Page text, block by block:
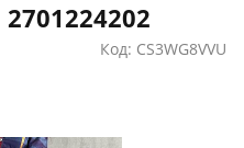
Код: CS3WG8VVU